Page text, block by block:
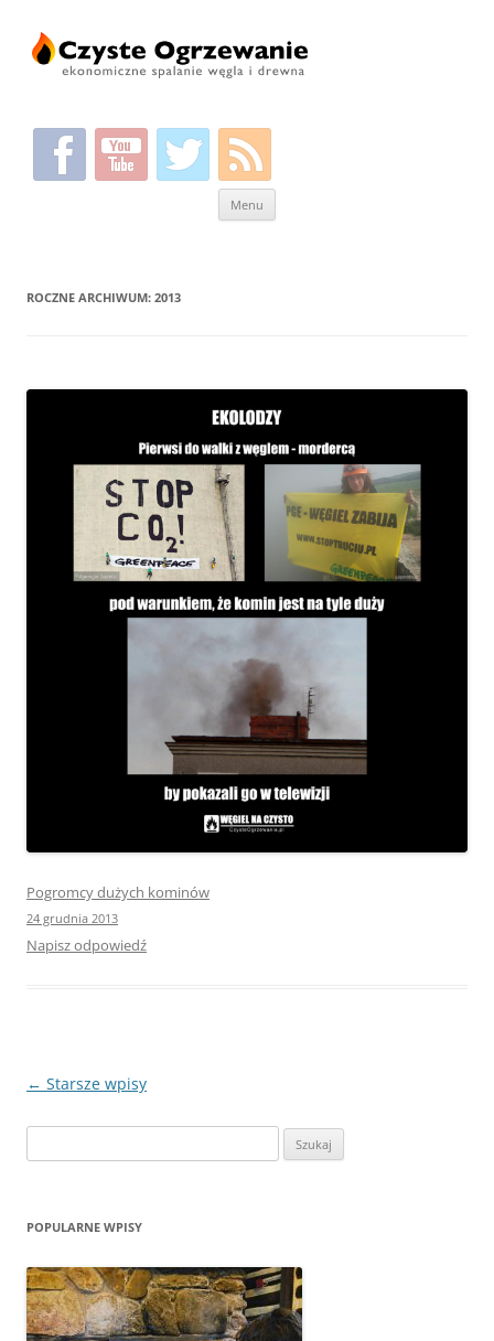
Menu
ROCZNE ARCHIWUM: 2013
Pogromcy dużych kominów
24 grudnia 2013
Napisz odpowiedź
Zobacz
← Starsze wpisy
POPULARNE WPISY